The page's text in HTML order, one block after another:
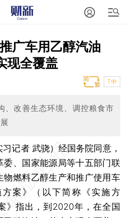
广车用乙醇汽油
现全覆盖
T中
、改善生态环境、调控粮食市
习记者 武骁）经国务院同意，
委、国家能源局等十五部门联
物燃料乙醇生产和推广使用车
案》（以下简称《实施方
》指出，到2020年，在全国